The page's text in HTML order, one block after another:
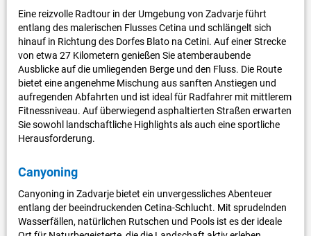
Eine reizvolle Radtour in der Umgebung von Zadvarje führt
entlang des malerischen Flusses Cetina und schlängelt sich
hinauf in Richtung des Dorfes Blato na Cetini. Auf einer Strecke
von etwa 27 Kilometern genießen Sie atemberaubende
Ausblicke auf die umliegenden Berge und den Fluss. Die Route
bietet eine angenehme Mischung aus sanften Anstiegen und
aufregenden Abfahrten und ist ideal für Radfahrer mit mittlerem
Fitnessniveau. Auf überwiegend asphaltierten Straßen erwarten
Sie sowohl landschaftliche Highlights als auch eine sportliche
Herausforderung.
Canyoning
Canyoning in Zadvarje bietet ein unvergessliches Abenteuer
entlang der beeindruckenden Cetina-Schlucht. Mit sprudelnden
Wasserfällen, natürlichen Rutschen und Pools ist es der ideale